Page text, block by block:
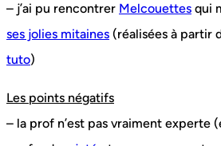
– j’ai pu rencontrer Melcouettes qui
ses jolies mitaines (réalisées à partir
tuto)
Les points négatifs
– la prof n’est pas vraiment experte